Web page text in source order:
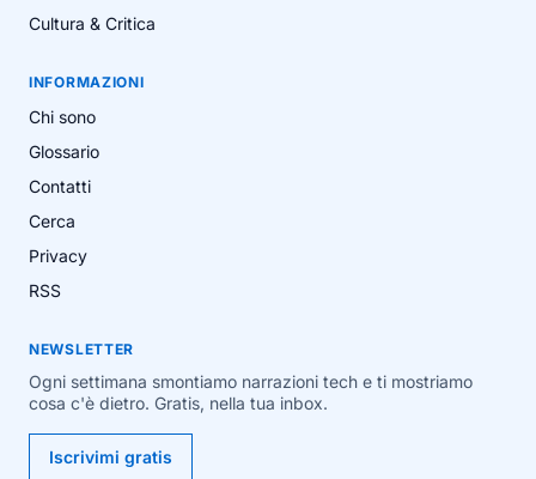
Cultura & Critica
INFORMAZIONI
Chi sono
Glossario
Contatti
Cerca
Privacy
RSS
NEWSLETTER
Ogni settimana smontiamo narrazioni tech e ti mostriamo
cosa c'è dietro. Gratis, nella tua inbox.
Iscrivimi gratis